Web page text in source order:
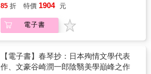
影，展現了一幅千年前精彩的浮世畫卷，開創
術著作、戲劇改編和影視作品均從中汲取靈
感，不僅影響了夏目漱石、川端康成、宮崎駿
等各領域的創作者，也為平安時代留下濃重墨
值，成為具有持久影響力和深遠意義的文學經
典。▍本書特色✽資深日本文學翻譯名家林水
跳動的心房和美麗哀愁命運的絮語。《源氏物
語》敘述了夢幻般俊美人物源氏的一生。這位
失去繼承帝位資格的皇子，才華洋溢不爭功
妒、孤獨和道德困境，成了生命中不可迴避的
無常和感嘆。而在宮廷盛景和男女愛戀的故事
85 折 特價 1904 元
電子書
【電子書】春琴抄：日本殉情文學代表
作、文豪谷崎潤一郎陰翳美學巔峰之作